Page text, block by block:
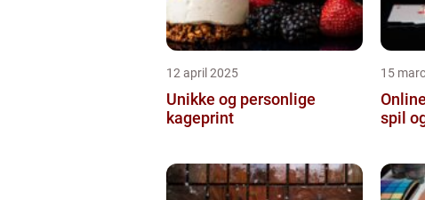
12 april 2025
Unikke og personlige
kageprint
15
spil